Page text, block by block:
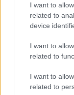
I want to
related to
device
I want to
related to
I want to
related to
ΧΡΗΣΤΟΣ
Γιατι σε σχεση
αυτισμο.Καποιοι
εμβολια.Γονεις
σας,ΑΛΛΑ μηπως